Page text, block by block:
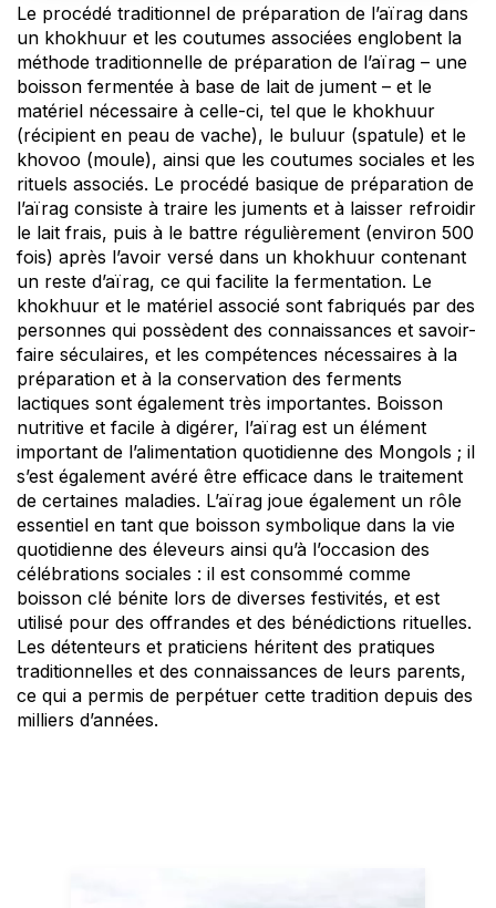
Le procédé traditionnel de préparation de l’aïrag dans
un khokhuur et les coutumes associées englobent la
méthode traditionnelle de préparation de l’aïrag – une
boisson fermentée à base de lait de jument – et le
matériel nécessaire à celle-ci, tel que le khokhuur
(récipient en peau de vache), le buluur (spatule) et le
khovoo (moule), ainsi que les coutumes sociales et les
rituels associés. Le procédé basique de préparation de
l’aïrag consiste à traire les juments et à laisser refroidir
le lait frais, puis à le battre régulièrement (environ 500
fois) après l’avoir versé dans un khokhuur contenant
un reste d’aïrag, ce qui facilite la fermentation. Le
khokhuur et le matériel associé sont fabriqués par des
personnes qui possèdent des connaissances et savoir-
faire séculaires, et les compétences nécessaires à la
préparation et à la conservation des ferments
lactiques sont également très importantes. Boisson
nutritive et facile à digérer, l’aïrag est un élément
important de l’alimentation quotidienne des Mongols ; il
s’est également avéré être efficace dans le traitement
de certaines maladies. L’aïrag joue également un rôle
essentiel en tant que boisson symbolique dans la vie
quotidienne des éleveurs ainsi qu’à l’occasion des
célébrations sociales : il est consommé comme
boisson clé bénite lors de diverses festivités, et est
utilisé pour des offrandes et des bénédictions rituelles.
Les détenteurs et praticiens héritent des pratiques
traditionnelles et des connaissances de leurs parents,
ce qui a permis de perpétuer cette tradition depuis des
milliers d’années.